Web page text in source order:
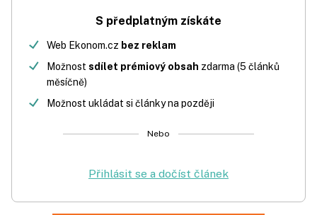
S předplatným získáte
Web Ekonom.cz bez reklam
Možnost sdílet prémiový obsah zdarma (5 článků
měsíčně)
Možnost ukládat si články na později
Nebo
Přihlásit se a dočíst článek